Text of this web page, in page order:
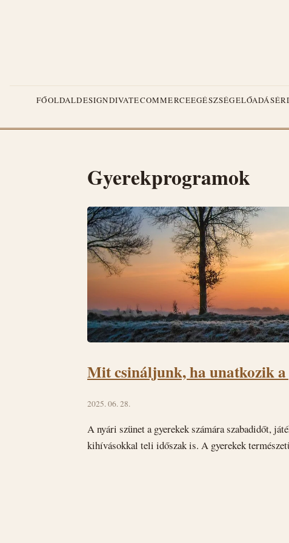
FŐOLDALDESIGNDIVATECOMMERCEEGÉSZSÉGELŐADÁS
Gyerekprogramok
Mit csináljunk, ha unatkozik
2025. 06. 28.
A nyári szünet a gyerekek számára szabadidőt,
kihívásokkal teli időszak is. A gyerekek